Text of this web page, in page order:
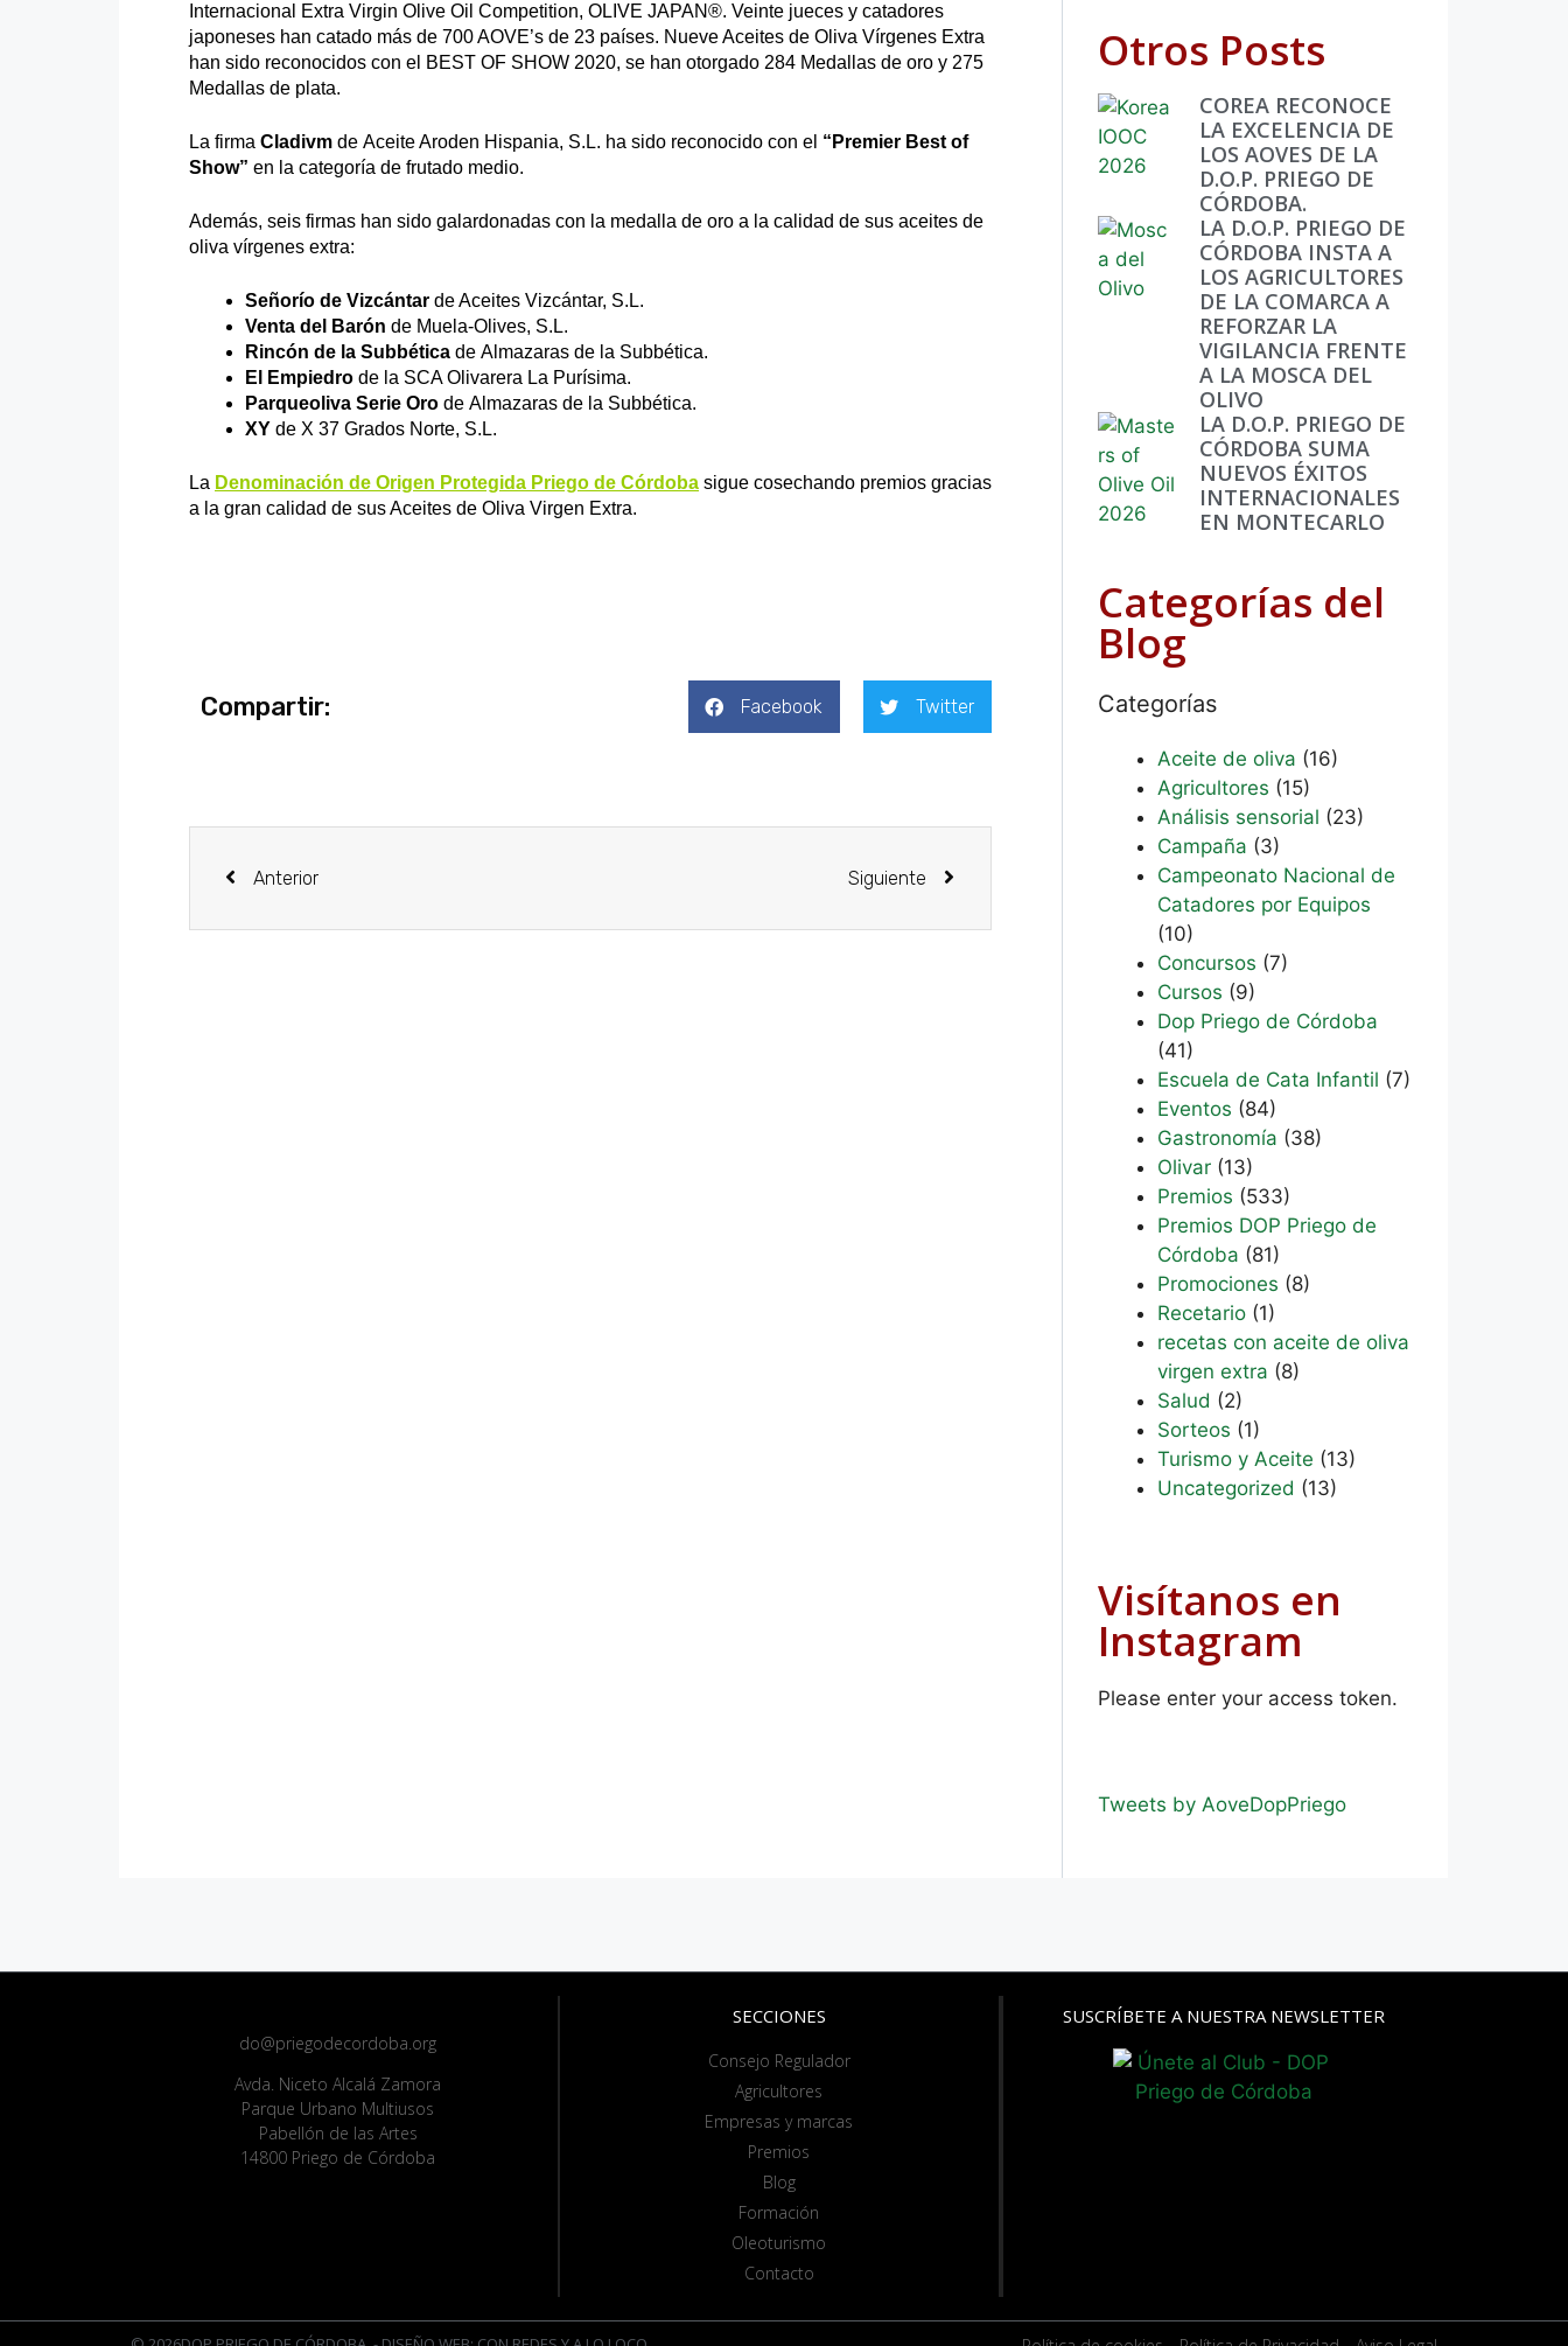
Internacional Extra Virgin Olive Oil Competition, OLIVE JAPAN®. Veinte jueces y catadores
japoneses han catado más de 700 AOVE’s de 23 países. Nueve Aceites de Oliva Vírgenes Extra
han sido reconocidos con el BEST OF SHOW 2020, se han otorgado 284 Medallas de oro y 275
Medallas de plata.
La firma Cladivm de Aceite Aroden Hispania, S.L. ha sido reconocido con el “Premier Best of
Show” en la categoría de frutado medio.
Además, seis firmas han sido galardonadas con la medalla de oro a la calidad de sus aceites de
oliva vírgenes extra:
Señorío de Vizcántar de Aceites Vizcántar, S.L.
Venta del Barón de Muela-Olives, S.L.
Rincón de la Subbética de Almazaras de la Subbética.
El Empiedro de la SCA Olivarera La Purísima.
Parqueoliva Serie Oro de Almazaras de la Subbética.
XY de X 37 Grados Norte, S.L.
La Denominación de Origen Protegida Priego de Córdoba sigue cosechando premios gracias
a la gran calidad de sus Aceites de Oliva Virgen Extra.
Compartir: Facebook Twitter
Anterior Siguiente
Otros Posts
COREA RECONOCE
LA EXCELENCIA DE
LOS AOVES DE LA
D.O.P. PRIEGO DE
CÓRDOBA.
LA D.O.P. PRIEGO DE
CÓRDOBA INSTA A
LOS AGRICULTORES
DE LA COMARCA A
REFORZAR LA
VIGILANCIA FRENTE
A LA MOSCA DEL
OLIVO
LA D.O.P. PRIEGO DE
CÓRDOBA SUMA
NUEVOS ÉXITOS
INTERNACIONALES
EN MONTECARLO
Categorías del
Blog
Categorías
Aceite de oliva (16)
Agricultores (15)
Análisis sensorial (23)
Campaña (3)
Campeonato Nacional de
Catadores por Equipos
(10)
Concursos (7)
Cursos (9)
Dop Priego de Córdoba
(41)
Escuela de Cata Infantil (7)
Eventos (84)
Gastronomía (38)
Olivar(13)
Premios (533)
Premios DOP Priego de
Córdoba (81)
Promociones (8)
Recetario(1)
recetas con aceite de oliva
virgen extra (8)
Salud (2)
Sorteos (1)
Turismo y Aceite (13)
Uncategorized (13)
Visítanos en
Instagram
Please enter your access token.
Tweets by AoveDopPriego
do@priegodecordoba.org
Avda. Niceto Alcalá Zamora
Parque Urbano Multiusos
Pabellón de las Artes
14800 Priego de Córdoba
SECCIONES
Consejo Regulador
Agricultores
Empresas y marcas
Premios
Blog
Formación
Oleoturismo
Contacto
SUSCRÍBETE A NUESTRA NEWSLETTER